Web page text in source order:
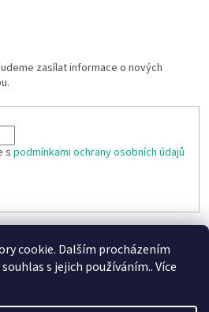
cookie. Dalším procházením
s jejich používáním.. Více
zasílat informace o nových
s podmínkami ochrany osobních údajů